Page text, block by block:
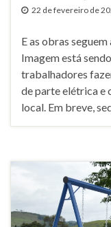
22 de fevereiro de
E as obras
Imagem está
trabalhadores
de parte elétrica e
local. Em breve,